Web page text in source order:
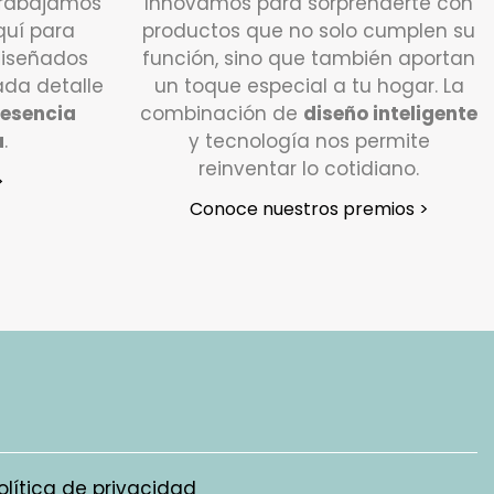
de asistirte con lo que necesites.
hacer si quiero devolver un producto?
está dentro del plazo establecido (15
puedes efectuar la devolución
en contacto con nuestro servicio de
Cliente. Escríbenos a
info@vigar.com,
encantados de ayudarte.
debo devolver el pedido?
para
detalle
esencia
.
productos que no solo cumplen su
función, sino que también aportan
un toque especial a tu hogar. La
combinación de diseño inteligente
y tecnología nos permite
reinventar lo cotidiano.
Conoce nuestros premios >